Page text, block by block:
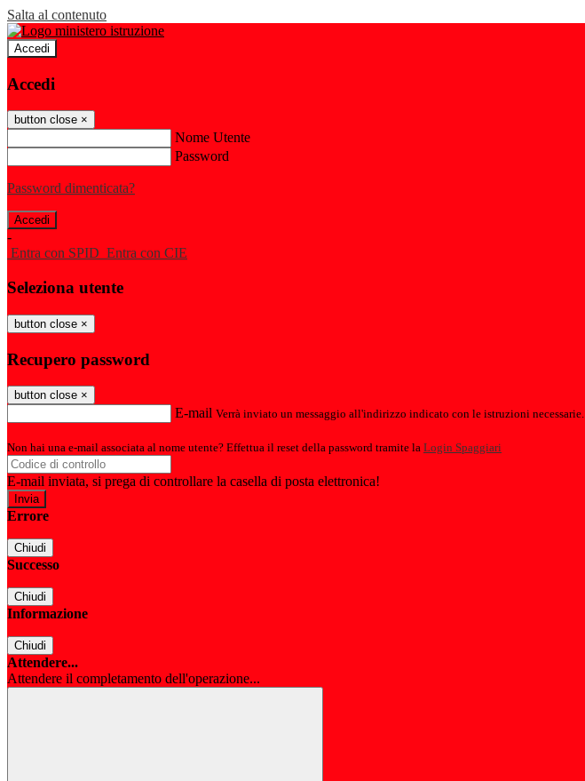
Salta al contenuto
Accedi
Accedi
button close ×
Nome Utente
Password
Password dimenticata?
-
Entra con SPID Entra con CIE
Seleziona utente
button close ×
Recupero password
button close ×
E-mail Verrà inviato un messaggio all'indirizzo indicato con le istruzioni necessarie.
Non hai una e-mail associata al nome utente? Effettua il reset della password tramite la Login Spaggiari
E-mail inviata, si prega di controllare la casella di posta elettronica!
Errore
Chiudi
Successo
Chiudi
Informazione
Chiudi
Attendere...
Attendere il completamento dell'operazione...